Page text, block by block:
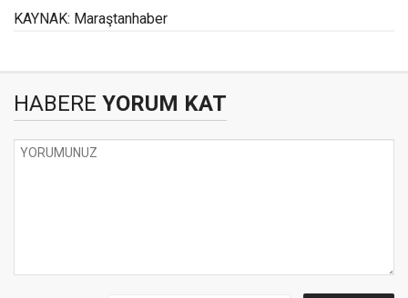
KAYNAK: Maraştanhaber
HABERE YORUM KAT